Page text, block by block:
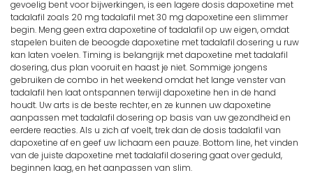
gevoelig bent voor bijwerkingen, is een lagere dosis dapoxetine met
tadalafil zoals 20 mg tadalafil met 30 mg dapoxetine een slimmer
begin. Meng geen extra dapoxetine of tadalafil op uw eigen, omdat
stapelen buiten de beoogde dapoxetine met tadalafil dosering u ruw
kan laten voelen. Timing is belangrijk met dapoxetine met tadalafil
dosering, dus plan vooruit en haast je niet. Sommige jongens
gebruiken de combo in het weekend omdat het lange venster van
tadalafil hen laat ontspannen terwijl dapoxetine hen in de hand
houdt. Uw arts is de beste rechter, en ze kunnen uw dapoxetine
aanpassen met tadalafil dosering op basis van uw gezondheid en
eerdere reacties. Als u zich af voelt, trek dan de dosis tadalafil van
dapoxetine af en geef uw lichaam een pauze. Bottom line, het vinden
van de juiste dapoxetine met tadalafil dosering gaat over geduld,
beginnen laag, en het aanpassen van slim.